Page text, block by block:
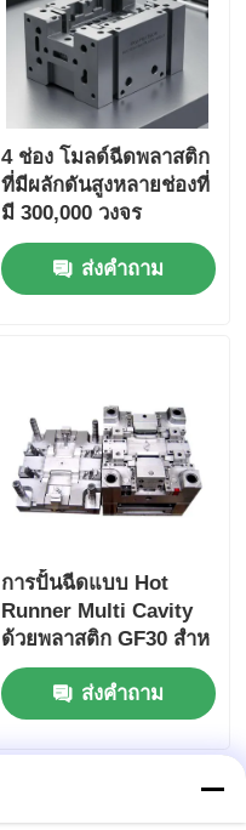
4 ช่อง โมลด์ฉีดพลาสติก
ที่มีผลักดันสูงหลายช่องที่
มี 300,000 วงจร
ส่งคำถาม
การปั้นฉีดแบบ Hot
Runner Multi Cavity
ด้วยพลาสติก GF30 สําห
รับความทนทาน 1 ล้าน
ครั้ง
ส่งคำถาม